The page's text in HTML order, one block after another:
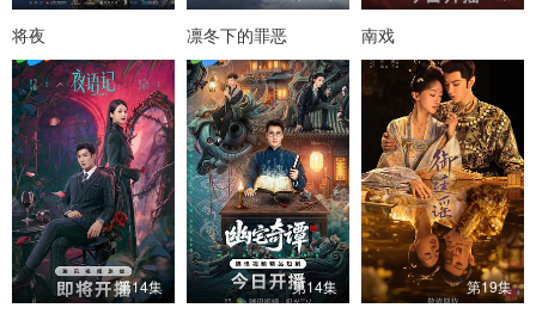
将夜 凛冬下的罪恶 南戏
第14集 第14集 第19集